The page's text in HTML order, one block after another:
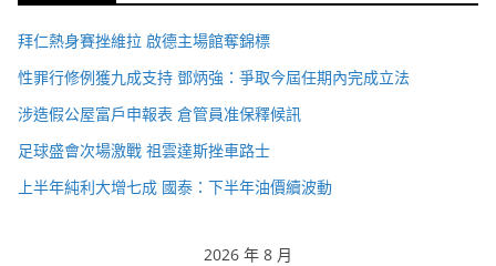
拜仁熱身賽挫維拉 啟德主場館奪錦標
性罪行修例獲九成支持 鄧炳強：爭取今屆任期內完成立法
涉造假公屋富戶申報表 倉管員准保釋候訊
足球盛會次場激戰 祖雲達斯挫車路士
上半年純利大增七成 國泰：下半年油價續波動
2026 年 8 月